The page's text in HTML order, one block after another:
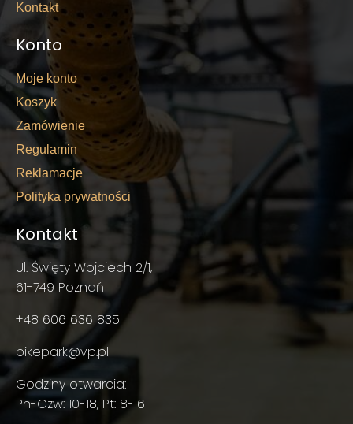
Kontakt
Konto
Moje konto
Koszyk
Zamówienie
Regulamin
Reklamacje
Polityka prywatności
Kontakt
Ul. Święty Wojciech 2/1,
61-749 Poznań
+48 606 636 835
bikepark@vp.pl
Godziny otwarcia:
Pn-Czw: 10-18, Pt: 8-16